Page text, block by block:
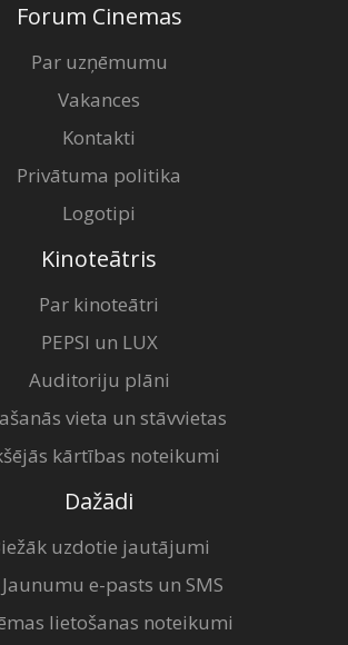
Forum Cinemas
Par uzņēmumu
Vakances
Kontakti
Privātuma politika
Logotipi
Kinoteātris
Par kinoteātri
PEPSI un LUX
Auditoriju plāni
vieta un stāvvietas
kārtības noteikumi
Dažādi
uzdotie jautājumi
e-pasts un SMS
lietošanas noteikumi